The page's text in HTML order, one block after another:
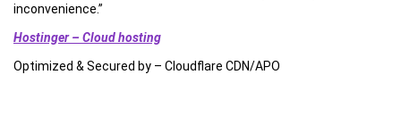
inconvenience.”
Hostinger – Cloud hosting
Optimized & Secured by – Cloudflare CDN/APO